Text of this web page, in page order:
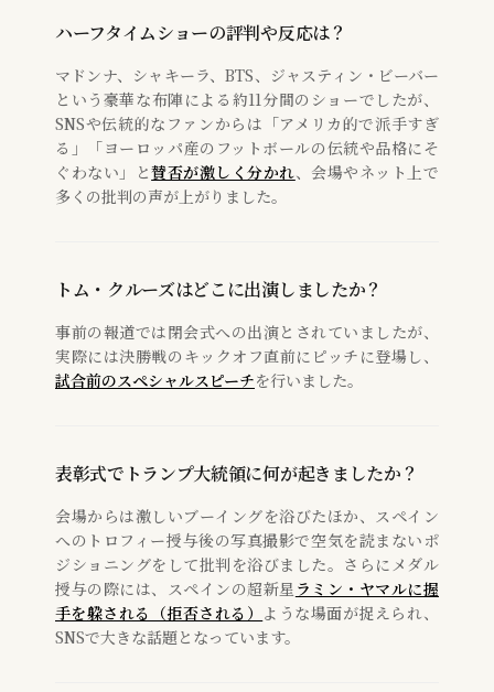
ハーフタイムショーの評判や反応は？
マドンナ、シャキーラ、BTS、ジャスティン・ビーバー
という豪華な布陣による約11分間のショーでしたが、
SNSや伝統的なファンからは「アメリカ的で派手すぎ
る」「ヨーロッパ産のフットボールの伝統や品格にそ
ぐわない」と賛否が激しく分かれ、会場やネット上で
多くの批判の声が上がりました。
トム・クルーズはどこに出演しましたか？
事前の報道では閉会式への出演とされていましたが、
実際には決勝戦のキックオフ直前にピッチに登場し、
試合前のスペシャルスピーチを行いました。
表彰式でトランプ大統領に何が起きましたか？
会場からは激しいブーイングを浴びたほか、スペイン
へのトロフィー授与後の写真撮影で空気を読まないポ
ジショニングをして批判を浴びました。さらにメダル
授与の際には、スペインの超新星 ラミン・ヤマルに握
手を躱される（拒否される） ような場面が捉えられ、
SNSで大きな話題となっています。